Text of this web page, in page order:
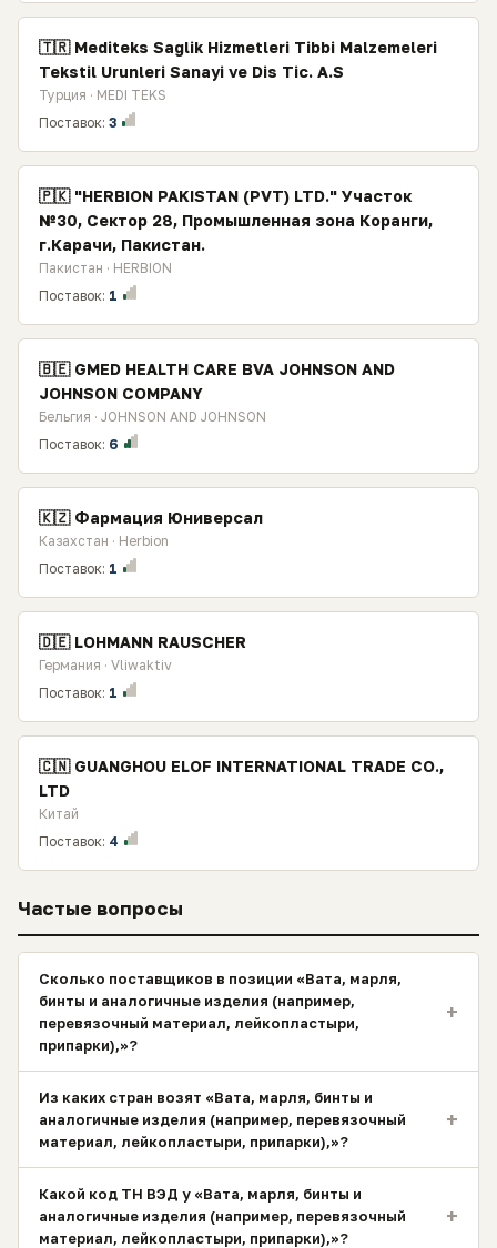
🇹🇷 Mediteks Saglik Hizmetleri Tibbi Malzemeleri
Tekstil Urunleri Sanayi ve Dis Tic. A.S
Турция · MEDI TEKS
Поставок: 3
🇵🇰 "HERBION PAKISTAN (PVT) LTD." Участок
№30, Сектор 28, Промышленная зона Коранги,
г.Карачи, Пакистан.
Пакистан · HERBION
Поставок: 1
🇧🇪 GMED HEALTH CARE BVA JOHNSON AND
JOHNSON COMPANY
Бельгия · JOHNSON AND JOHNSON
Поставок: 6
🇰🇿 Фармация Юниверсал
Казахстан · Herbion
Поставок: 1
🇩🇪 LOHMANN RAUSCHER
Германия · Vliwaktiv
Поставок: 1
🇨🇳 GUANGHOU ELOF INTERNATIONAL TRADE CO.,
LTD
Китай
Поставок: 4
Частые вопросы
Сколько поставщиков в позиции «Вата, марля,
бинты и аналогичные изделия (например,
перевязочный материал, лейкопластыри,
припарки),»?
+
Из каких стран возят «Вата, марля, бинты и
аналогичные изделия (например, перевязочный
материал, лейкопластыри, припарки),»?
+
Какой код ТН ВЭД у «Вата, марля, бинты и
аналогичные изделия (например, перевязочный
материал, лейкопластыри, припарки),»?
+